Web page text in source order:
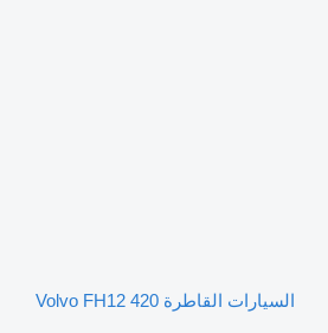
السيارات القاطرة Volvo FH12 420